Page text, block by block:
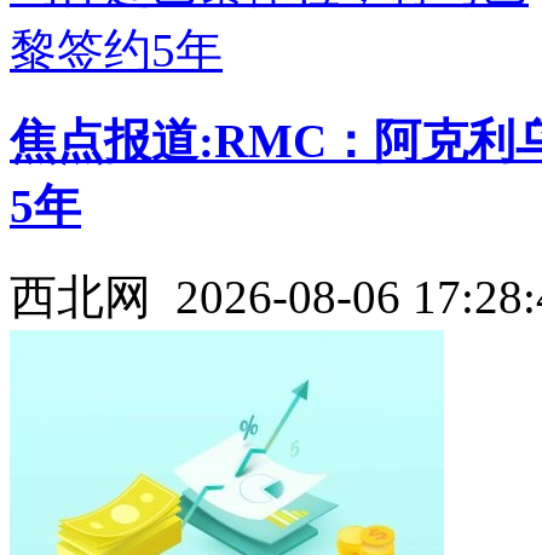
焦点报道:RMC：阿克利
5年
西北网 2026-08-06